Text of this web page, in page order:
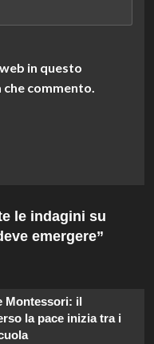
in questo
commento.
le indagini su
emergere”
Montessori: il
la pace inizia tra i